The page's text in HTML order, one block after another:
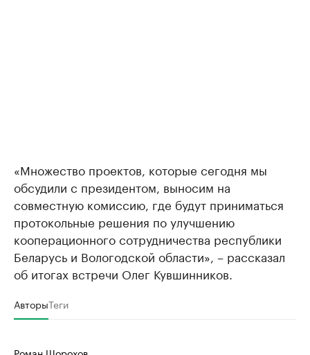
«Множество проектов, которые сегодня мы
обсудили с президентом, выносим на
совместную комиссию, где будут приниматься
протокольные решения по улучшению
кооперационного сотрудничества республики
Беларусь и Вологодской области», – рассказал
об итогах встречи Олег Кувшинников.
АвторыТеги